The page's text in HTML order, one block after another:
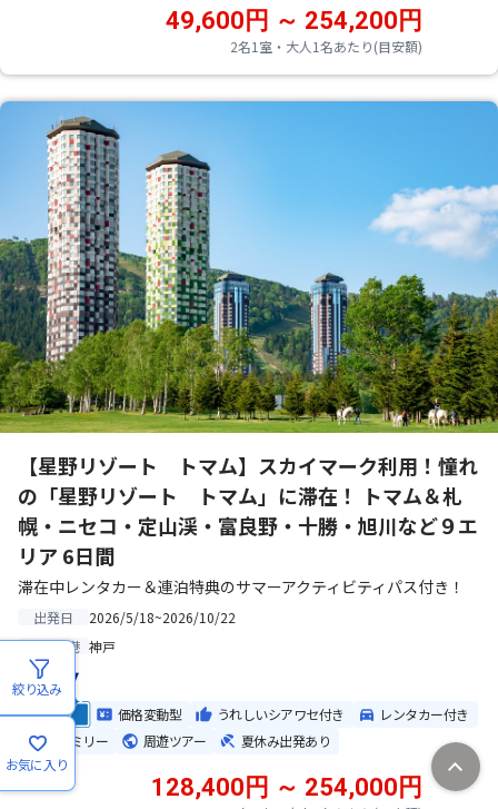
2名1室・大人1名あたり(目安額)
49,600円 ～ 254,200円
【星野リゾート トマム】スカイマーク利用！憧れ
の「星野リゾート トマム」に滞在！ トマム＆札
幌・ニセコ・定山渓・富良野・十勝・旭川など９エ
リア 6日間
滞在中レンタカー＆連泊特典のサマーアクティビティパス付き！
出発日
2026/5/18~2026/10/22
出発空港 神戸
価格変動型 うれしいシアワセ付き
レンタカー付き
ファミリー
周遊ツアー 夏休み出発あり
128,400円 ～ 254,000円
絞り込み
お気に入り